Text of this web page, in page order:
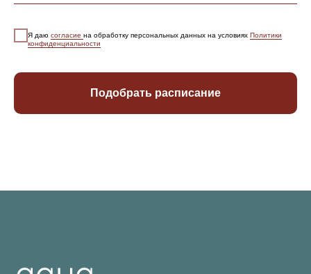
Я даю согласие на обработку персональных данных на условиях Политики
конфиденциальности
Подобрать расписание